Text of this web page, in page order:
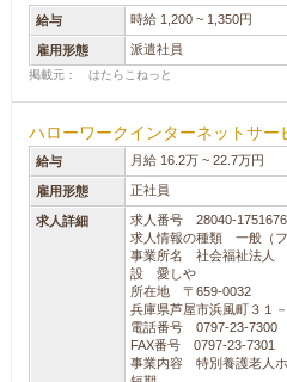
給与 時給 1,200 ~ 1,350円
雇用形態 派遣社員
掲載元： はたらこねっと
ハローワークインターネットサー
給与 月給 16.2万 ~ 22.7万円
雇用形態 正社員
求人詳細
求人番号 28040-
求人情報の種類 一般（フ
事業所名 社会福祉法人
設 愛しや
所在地 〒659-0032
兵庫県芦屋市浜風町３１
電話番号 0797-23-7300
FAX番号 0797-23-7301
事業内容 特別養護老人